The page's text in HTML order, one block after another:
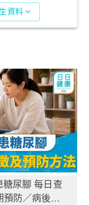
資料
尿腳 每日查
預防／病後護